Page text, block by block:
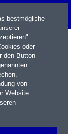
bestmögliche
oder
den Button
von
Website